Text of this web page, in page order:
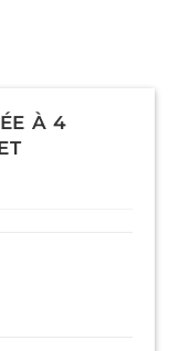
À 4